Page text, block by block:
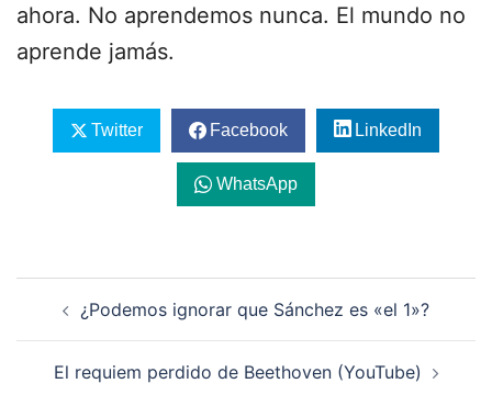
ahora. No aprendemos nunca. El mundo no
aprende jamás.
Twitter Facebook LinkedIn
WhatsApp
¿Podemos ignorar que Sánchez es «el 1»?
El requiem perdido de Beethoven (YouTube)